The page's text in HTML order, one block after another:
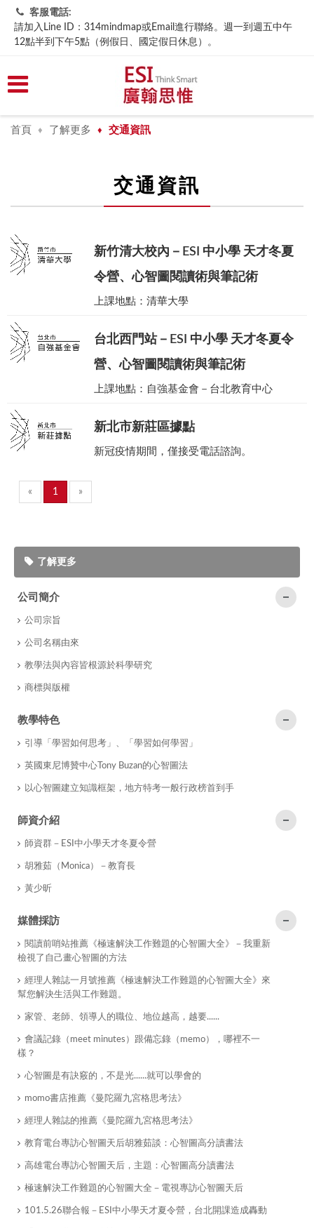
客服電話:
請加入Line ID：314mindmap或Email進行聯絡。週一到週五中午
12點半到下午5點（例假日、國定假日休息）。
首頁 ♦ 了解更多 ♦ 交通資訊
交通資訊
新竹清大校內－ESI 中小學 天才冬夏
令營、心智圖閱讀術與筆記術
上課地點：清華大學
台北西門站－ESI 中小學 天才冬夏令
營、心智圖閱讀術與筆記術
上課地點：自強基金會－台北教育中心
新北市新莊區據點
新冠疫情期間，僅接受電話諮詢。
« 1 »
了解更多
公司簡介
公司宗旨
公司名稱由來
教學法與內容皆根源於科學研究
商標與版權
教學特色
引導「學習如何思考」、「學習如何學習」
英國東尼博贊中心Tony Buzan的心智圖法
以心智圖建立知識框架，地方特考一般行政榜首到手
師資介紹
師資群－ESI中小學天才冬夏令營
胡雅茹（Monica）－教育長
黃少昕
媒體採訪
閱讀前哨站推薦《極速解決工作難題的心智圖大全》－我重新
檢視了自己畫心智圖的方法
經理人雜誌一月號推薦《極速解決工作難題的心智圖大全》來
幫您解決生活與工作難題。
家管、老師、領導人的職位、地位越高，越要......
會議記錄（meet minutes）跟備忘錄（memo），哪裡不一
樣？
心智圖是有訣竅的，不是光......就可以學會的
momo書店推薦《曼陀羅九宮格思考法》
經理人雜誌的推薦《曼陀羅九宮格思考法》
教育電台專訪心智圖天后胡雅茹談：心智圖高分讀書法
高雄電台專訪心智圖天后，主題：心智圖高分讀書法
極速解決工作難題的心智圖大全－電視專訪心智圖天后
101.5.26聯合報－ESI中小學天才夏令營，台北開課造成轟動